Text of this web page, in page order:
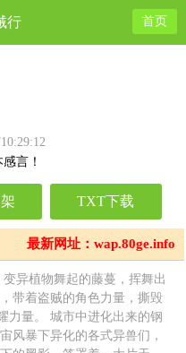
行 首页
言！
TXT下载
最新网址：wap.80ge.info
异植物舞起的藤蔓，挥舞出
带着盗贼的角色力量，撕毁
力量。 城市中进化出来的钢
风暴下异化的各式异兽们，